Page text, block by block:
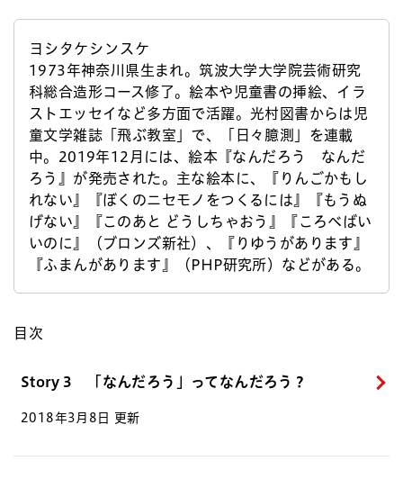
ヨシタケシンスケ
1973年神奈川県生まれ。筑波大学大学院芸術研究
科総合造形コース修了。絵本や児童書の挿絵、イラ
ストエッセイなど多方面で活躍。光村図書からは児
童文学雑誌「飛ぶ教室」で、「日々臆測」を連載
中。2019年12月には、絵本『なんだろう なんだ
ろう』が発売された。主な絵本に、『りんごかもし
れない』『ぼくのニセモノをつくるには』『もうぬ
げない』『このあと どうしちゃおう』『ころべばい
いのに』（ブロンズ新社）、『りゆうがあります』
『ふまんがあります』（PHP研究所）などがある。
目次
Story 3 「なんだろう」ってなんだろう？
2018年3月8日 更新